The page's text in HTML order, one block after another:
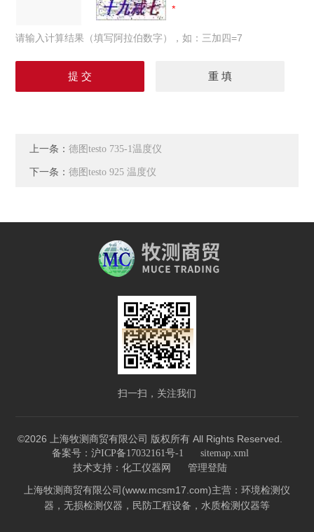
请输入计算结果（填写阿拉伯数字），如：三加四=7
上一条：德图testo 735-1温度仪
下一条：德图testo 925 温度仪
扫一扫，关注我们
©2026 上海牧测商贸有限公司 版权所有 All Rights Reserved.
备案号：沪ICP备17032161号-1 sitemap.xml
技术支持： 化工仪器网 管理登陆
上海牧测商贸有限公司(www.mcsm17.com)主营：环境检测仪
器，无损检测仪器，民防工程设备，水质检测仪器等